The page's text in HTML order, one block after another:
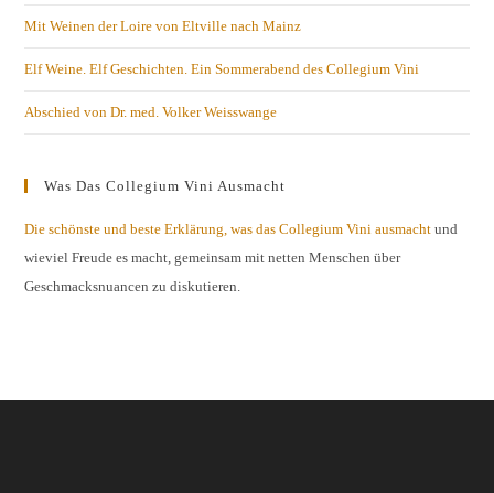
Mit Weinen der Loire von Eltville nach Mainz
Elf Weine. Elf Geschichten. Ein Sommerabend des Collegium Vini
Abschied von Dr. med. Volker Weisswange
Was Das Collegium Vini Ausmacht
Die schönste und beste Erklärung, was das Collegium Vini ausmacht und
wieviel Freude es macht, gemeinsam mit netten Menschen über
Geschmacksnuancen zu diskutieren.